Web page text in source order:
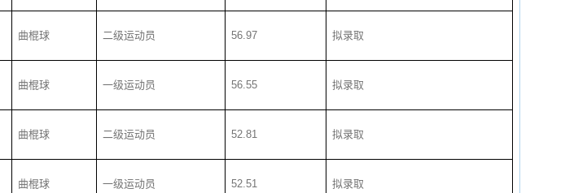
曲棍球 二级运动员 56.97 拟录取
曲棍球 一级运动员 56.55 拟录取
曲棍球 二级运动员 52.81 拟录取
曲棍球 一级运动员 52.51 拟录取